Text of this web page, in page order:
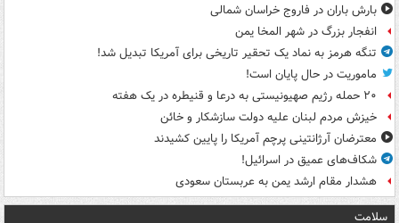
بارش باران در فاروج خراسان شمالی
انفجار بزرگ در شهر المخا یمن
تنگه هرمز به نماد یک تحقیر تاریخی برای آمریکا تبدیل شد!
ماموریت در حال پایان است!
۲۰ حمله رژیم صهیونیستی به درعا و قنیطره در یک هفته
خیزش مردم لبنان علیه دولت سازشکار و خائن
معترضان آرژانتینی پرچم آمریکا را پایین کشیدند
شکاف‌های عمیق در اسرائیل!
هشدار مقام ارشد یمن به عربستان سعودی
سلامت